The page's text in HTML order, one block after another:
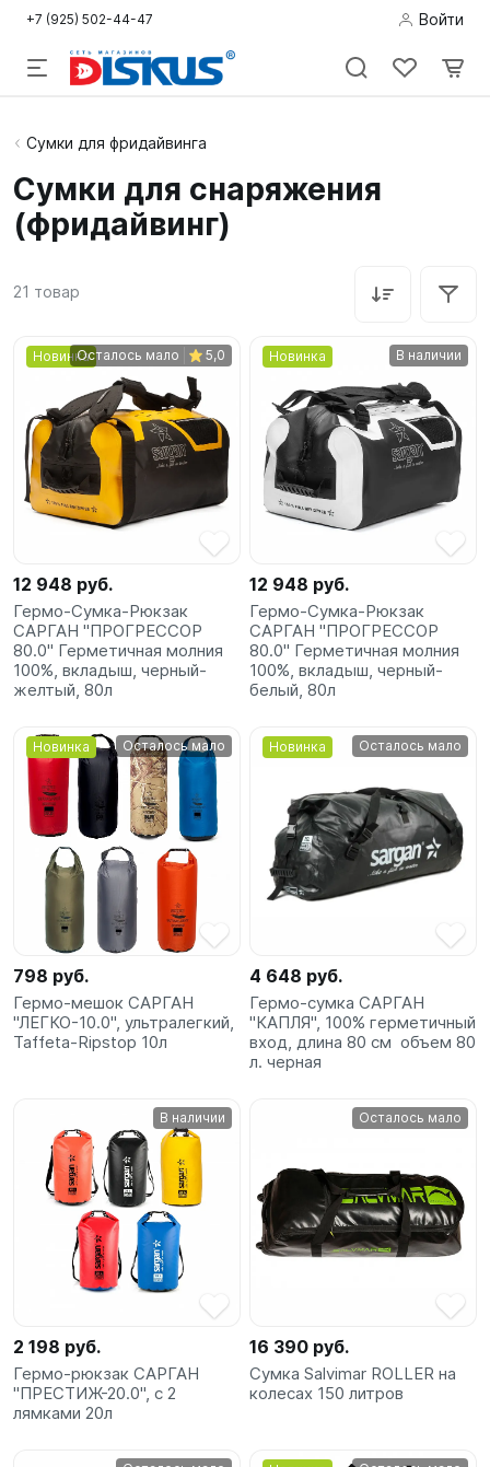
+7 (925) 502-44-47 Войти
Подводная
Дайвинг
Пляж
Фридайвинг
Детям
Бассейн
SUP-
сёрфинг
Подарочные
Карты
Бренды
Акции
Сумки для фридайвинга
Сумки для снаряжения
(фридайвинг)
21 товар
НовинкаОсталось мало 5,0
12 948 руб.
Гермо-Сумка-Рюкзак
САРГАН "ПРОГРЕССОР
80.0" Герметичная молния
100%, вкладыш, черный-
желтый, 80л
Новинка В наличии
12 948 руб.
Гермо-Сумка-Рюкзак
САРГАН "ПРОГРЕССОР
80.0" Герметичная молния
100%, вкладыш, черный-
белый, 80л
Новинка Осталось мало
798 руб.
Гермо-мешок САРГАН
"ЛЕГКО-10.0", ультралегкий,
Taffeta-Ripstop 10л
Новинка Осталось мало
4 648 руб.
Гермо-сумка САРГАН
"КАПЛЯ", 100% герметичный
вход, длина 80 см объем 80
л. черная
В наличии
2 198 руб.
Гермо-рюкзак САРГАН
"ПРЕСТИЖ-20.0", с 2
лямками 20л
Осталось мало
16 390 руб.
Сумка Salvimar ROLLER на
колесах 150 литров